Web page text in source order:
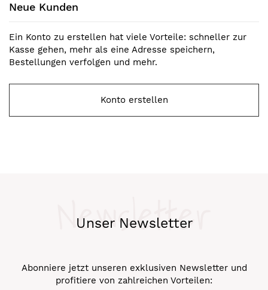
Neue Kunden
Ein Konto zu erstellen hat viele Vorteile: schneller zur
Kasse gehen, mehr als eine Adresse speichern,
Bestellungen verfolgen und mehr.
Konto erstellen
Unser Newsletter
Newsletter
Abonniere jetzt unseren exklusiven Newsletter und
profitiere von zahlreichen Vorteilen: